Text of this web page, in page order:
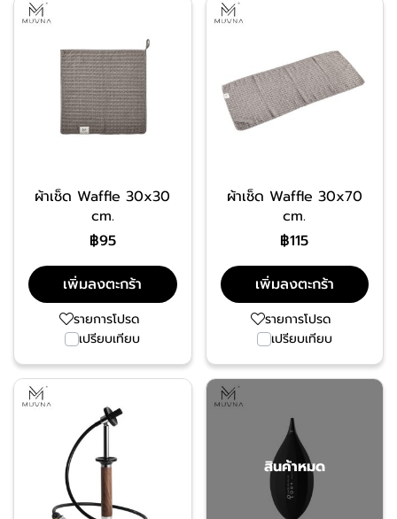
ผ้าเช็ด Waffle 30x30
cm.
฿95
เพิ่มลงตะกร้า
รายการโปรด
เปรียบเทียบ
ผ้าเช็ด Waffle 30x70
cm.
฿115
เพิ่มลงตะกร้า
รายการโปรด
เปรียบเทียบ
สินค้าหมด